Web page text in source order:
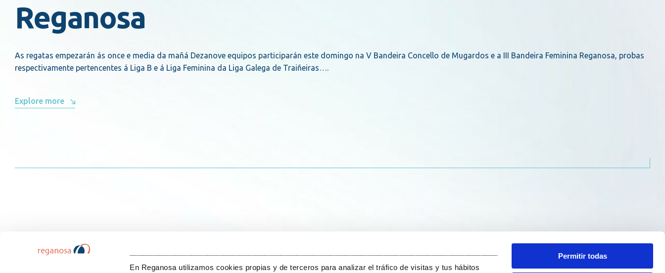
___________________________________________________________________________________________________________
En Reganosa utilizamos cookies propias y de terceros para analizar el tráfico de visitas y tus hábitos
Permitir todas
Reganosa
As regatas empezarán ás once e media da mañá Dezanove equipos participarán este domingo na V Bandeira Concello de Mugardos e a III Bandeira Feminina Reganosa, probas
respectivamente pertencentes á Liga B e á Liga Feminina da Liga Galega de Traiñeiras….
Explore more